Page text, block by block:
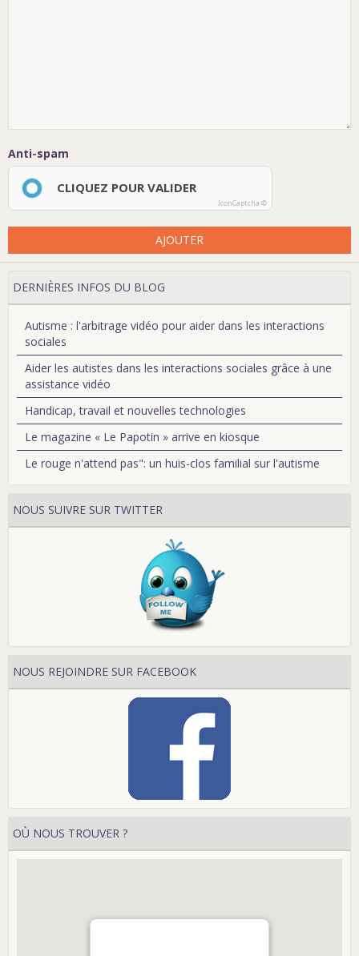
Anti-spam
CLIQUEZ POUR VALIDER
IconCaptcha ©
AJOUTER
DERNIÈRES INFOS DU BLOG
Autisme : l'arbitrage vidéo pour aider dans les interactions
sociales
Aider les autistes dans les interactions sociales grâce à une
assistance vidéo
Handicap, travail et nouvelles technologies
Le magazine « Le Papotin » arrive en kiosque
Le rouge n'attend pas": un huis-clos familial sur l'autisme
NOUS SUIVRE SUR TWITTER
NOUS REJOINDRE SUR FACEBOOK
OÙ NOUS TROUVER ?